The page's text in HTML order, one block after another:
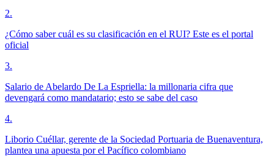
2.
¿Cómo saber cuál es su clasificación en el RUI? Este es el portal
oficial
3.
Salario de Abelardo De La Espriella: la millonaria cifra que
devengará como mandatario; esto se sabe del caso
4.
Liborio Cuéllar, gerente de la Sociedad Portuaria de Buenaventura,
plantea una apuesta por el Pacífico colombiano